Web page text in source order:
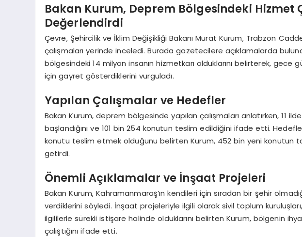
Bakan Kurum, Deprem Bölgesindeki Hizmet
Değerlendirdi
Çevre, Şehircilik ve İklim Değişikliği Bakanı Murat Kurum, Trabzon
çalışmaları yerinde inceledi. Burada gazetecilere açıklamalarda
bölgesindeki 14 milyon insanın hizmetkarı olduklarını belirterek, gece
için gayret gösterdiklerini vurguladı.
Yapılan Çalışmalar ve Hedefler
Bakan Kurum, deprem bölgesinde yapılan çalışmaları anlatırken, 11
başlandığını ve 101 bin 254 konutun teslim edildiğini ifade etti.
konutu teslim etmek olduğunu belirten Kurum, 452 bin yeni konutun
getirdi.
Önemli Açıklamalar ve İnşaat Projeleri
Bakan Kurum, Kahramanmaraş’ın kendileri için sıradan bir şehir
verdiklerini söyledi. İnşaat projeleriyle ilgili olarak sivil toplum
ilgililerle sürekli istişare halinde olduklarını belirten Kurum, bölgenin
çalıştığını ifade etti.